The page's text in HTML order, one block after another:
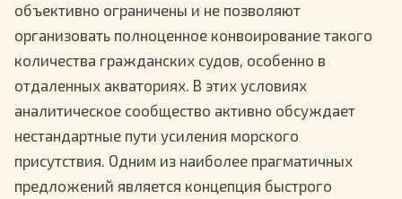
объективно ограничены и не позволяют
организовать полноценное конвоирование такого
количества гражданских судов, особенно в
отдаленных акваториях. В этих условиях
аналитическое сообщество активно обсуждает
нестандартные пути усиления морского
присутствия. Одним из наиболее прагматичных
предложений является концепция быстрого